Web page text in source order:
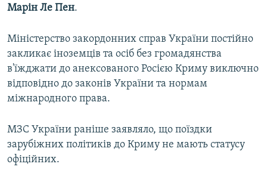
Марін Ле Пен.
Міністерство закордонних справ України постійно
закликає іноземців та осіб без громадянства
в'їжджати до анексованого Росією Криму виключно
відповідно до законів України та нормам
міжнародного права.
МЗС України раніше заявляло, що поїздки
зарубіжних політиків до Криму не мають статусу
офіційних.